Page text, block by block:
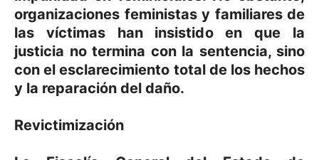
organizaciones feministas y familiares de
las víctimas han insistido en que la
justicia no termina con la sentencia,sino
con el esclarecimiento total de los hechos
y la reparación del daño.
Revictimización